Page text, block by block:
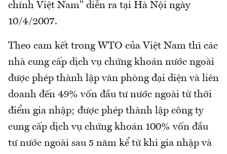
chính Việt Nam" diễn ra tại Hà Nội ngày
10/4/2007.
Theo cam kết trong WTO của Việt Nam thì các
nhà cung cấp dịch vụ chứng khoán nước ngoài
được phép thành lập văn phòng đại diện và liên
doanh đến 49% vốn đầu tư nước ngoài từ thời
điểm gia nhập; được phép thành lập công ty
cung cấp dịch vụ chứng khoán 100% vốn đầu
tư nước ngoài sau 5 năm kể từ khi gia nhập và